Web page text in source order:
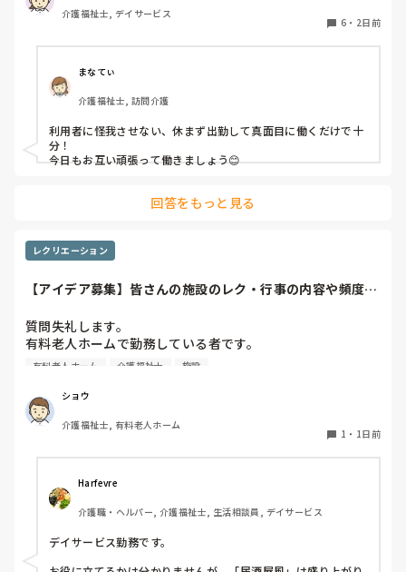
今の私を振り返ってみたら…何も持っていないことが虚しく
利用者からは「素直に話聞いてくれる」・「言いやすい・頼
みやすい」
って言われます。
職員から見ての私は？って考えたら答えられる自信がないで
す…
介護福祉士, デイサービス
6 ・ 2日前
まなてぃ
介護福祉士, 訪問介護
利用者に怪我させない、休まず出勤して真面目に働くだけで十
分！
今日もお互い頑張って働きましょう😊
回答をもっと見る
レクリエーション
【アイデア募集】皆さんの施設のレク・行事の内容や頻度を
質問失礼します。
有料老人ホームで勤務している者です。
のくらいの頻度で行っているのか参考にさせていただきたく
質問いたしました。
うちの施設では現在、以下のような取り組みを行っていま
毎月：「カフェ」と称して少し豪華なおやつとコーヒー・緑
茶等の提供、カレンダー作り
隔月： ランチのテイクアウトイベント
その他： 季節ごとの定期的な行事(運動会や七夕など)
有料老人ホーム 介護福祉士 施設
ショウ
介護福祉士, 有料老人ホーム
1 ・ 1日前
Harfevre
介護職・ヘルパー, 介護福祉士, 生活相談員, デイサービス
デイサービス勤務です。